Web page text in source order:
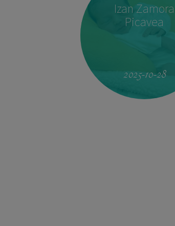
Izan Zamora
Picavea
2025-10-28